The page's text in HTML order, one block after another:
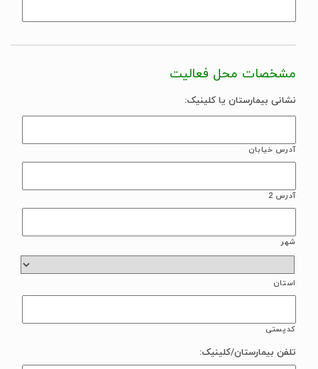
مشخصات محل فعالیت
نشانی بیمارستان یا کلینیک:
آدرس خیابان
آدرس 2
شهر
استان
کدپستی
تلفن بیمارستان/کلینیک: